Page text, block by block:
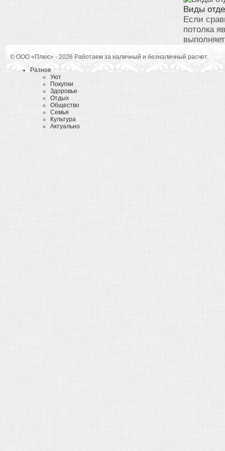
Виды
Если
потолка
© ООО «Плюс» - 2026 Работаем за наличный и безналичный расчет.
Разное
Уют
Покупки
Здоровье
Отдых
Общество
Семья
Культура
Актуально